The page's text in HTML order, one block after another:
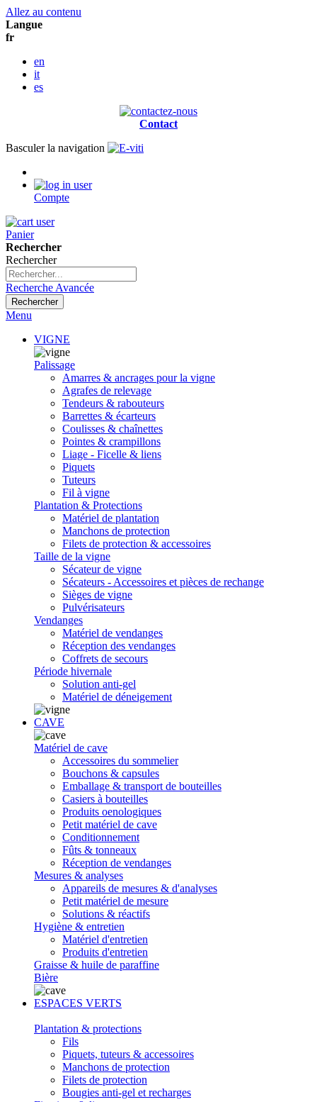
Allez au contenu
Langue
fr
en
it
es
Contact
Basculer la navigation
Compte
Panier
Rechercher
Rechercher
Recherche Avancée
Rechercher
Menu
VIGNE
Palissage
Amarres & ancrages pour la vigne
Agrafes de relevage
Tendeurs & rabouteurs
Barrettes & écarteurs
Coulisses & chaînettes
Pointes & crampillons
Liage - Ficelle & liens
Piquets
Tuteurs
Fil à vigne
Plantation & Protections
Matériel de plantation
Manchons de protection
Filets de protection & accessoires
Taille de la vigne
Sécateur de vigne
Sécateurs - Accessoires et pièces de rechange
Sièges de vigne
Pulvérisateurs
Vendanges
Matériel de vendanges
Réception des vendanges
Coffrets de secours
Période hivernale
Solution anti-gel
Matériel de déneigement
CAVE
Matériel de cave
Accessoires du sommelier
Bouchons & capsules
Emballage & transport de bouteilles
Casiers à bouteilles
Produits oenologiques
Petit matériel de cave
Conditionnement
Fûts & tonneaux
Réception de vendanges
Mesures & analyses
Appareils de mesures & d'analyses
Petit matériel de mesure
Solutions & réactifs
Hygiène & entretien
Matériel d'entretien
Produits d'entretien
Graisse & huile de paraffine
Bière
ESPACES VERTS
Plantation & protections
Fils
Piquets, tuteurs & accessoires
Manchons de protection
Filets de protection
Bougies anti-gel et recharges